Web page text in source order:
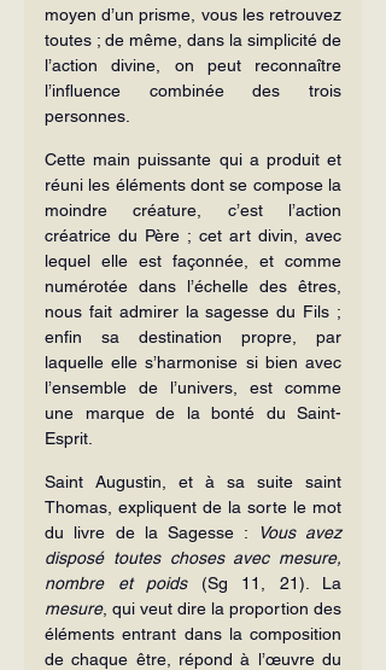
moyen d’un prisme, vous les retrouvez
toutes ; de même, dans la simplicité de
l’action divine, on peut reconnaître
l’influence combinée des trois
personnes.
Cette main puissante qui a produit et
réuni les éléments dont se compose la
moindre créature, c’est l’action
créatrice du Père ; cet art divin, avec
lequel elle est façonnée, et comme
numérotée dans l’échelle des êtres,
nous fait admirer la sagesse du Fils ;
enfin sa destination propre, par
laquelle elle s’harmonise si bien avec
l’ensemble de l’univers, est comme
une marque de la bonté du Saint-
Esprit.
Saint Augustin, et à sa suite saint
Thomas, expliquent de la sorte le mot
du livre de la Sagesse :
Vous avez
disposé toutes choses avec mesure,
nombre et poids
mesure, qui veut dire la proportion des
éléments entrant dans la composition
de chaque être, répond à l’œuvre du